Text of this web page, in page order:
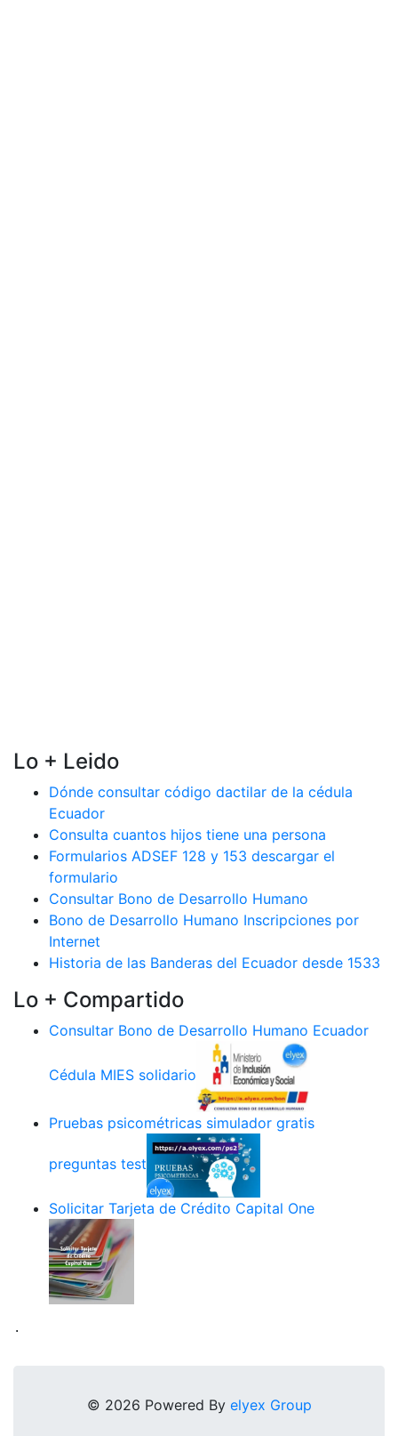
Lo + Leido
Dónde consultar código dactilar de la cédula
Ecuador
Consulta cuantos hijos tiene una persona
Formularios ADSEF 128 y 153 descargar el
formulario
Consultar Bono de Desarrollo Humano
Bono de Desarrollo Humano Inscripciones por
Internet
Historia de las Banderas del Ecuador desde 1533
Lo + Compartido
Consultar Bono de Desarrollo Humano Ecuador
Cédula MIES solidario
Pruebas psicométricas simulador gratis
preguntas test
Solicitar Tarjeta de Crédito Capital One
.
© 2026 Powered By elyex Group